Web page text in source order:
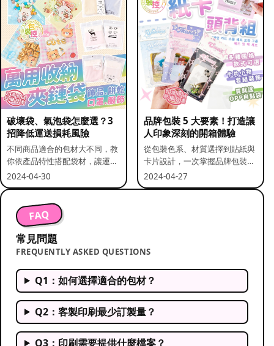
破壞袋、氣泡袋怎麼選？3
招降低運送損耗風險
不同商品適合的包材大不同，教
你依產品特性搭配袋材，讓運送
更安全。
2024-04-30
品牌包裝 5 大要素！打造讓
人印象深刻的開箱體驗
從包裝色系、材質選擇到貼紙與
卡片設計，一次掌握品牌包裝的
關鍵要素。
2024-04-27
FAQ
常見問題
FREQUENTLY ASKED QUESTIONS
Q1：如何選擇適合的包材？
Q2：客製印刷最少訂製量？
Q3：印刷需要提供什麼檔案？